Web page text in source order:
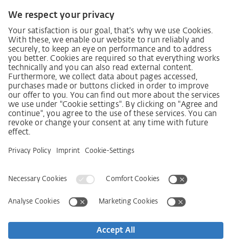
Закон про обов'язки щодо належної ретельності в
ланцюгах постачання
Кодекс поведінки постачальників
Інформаційний лист для постачальників щодо
Закону про належну обачність у ланцюгах
постачання (LkSG)
Декларація про принципи стратегії у сфері прав
людини
Процедура подання та розгляду скарг відповідно
Заява щодо доступності